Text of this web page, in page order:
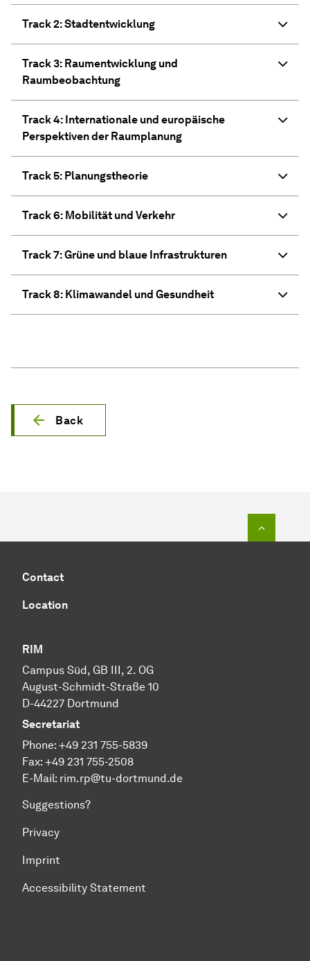
Track 2: Stadtentwicklung
Track 3: Raumentwicklung und
Raumbeobachtung
Track 4: Internationale und europäische
Perspektiven der Raumplanung
Track 5: Planungstheorie
Track 6: Mobilität und Verkehr
Track 7: Grüne und blaue Infrastrukturen
Track 8: Klimawandel und Gesundheit
Back
Contact
Location
RIM
Cam­pus Süd, GB III, 2. OG
August-Schmidt-Straße 10
D-44227 Dort­mund
Secretariat
Phone: +49 231 755-5839
Fax: +49 231 755-2508
E-Mail: rim.rp@tu-dortmund.de
Suggestions?
Privacy
Imprint
Accessibility Statement